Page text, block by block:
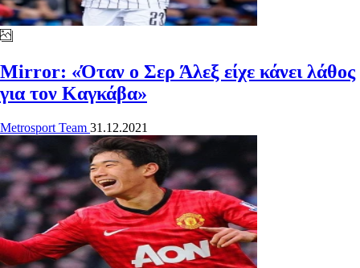
Mirror: «Όταν ο Σερ Άλεξ είχε κάνει λάθος
για τον Καγκάβα»
Metrosport Team 31.12.2021